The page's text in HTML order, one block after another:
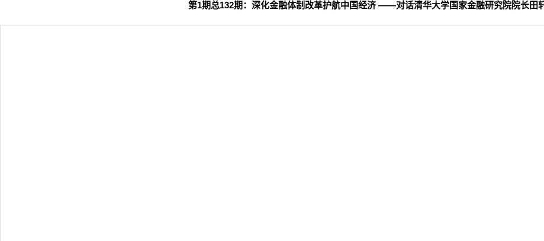
第1期总132期： 深化金融体制改革护航中国经济 ——对话清华大学国家金融研究院院长田